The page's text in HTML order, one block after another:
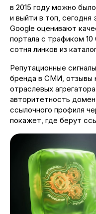
в 2015 году можно
и выйти в топ, сегодня
Google оценивают
портала с трафиком
сотня линков из
Репутационные
бренда в СМИ, отзывы
отраслевых
авторитетность
ссылочного профиля
покажет, где берут